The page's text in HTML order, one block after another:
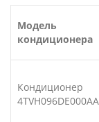
Модель
кондиционера
Кондиционер
4TVH096DE000AA